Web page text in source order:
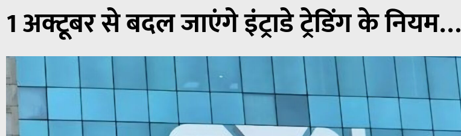
1 अक्टूबर से बदल जाएंगे इंट्राडे ट्रेडिंग के नियम…